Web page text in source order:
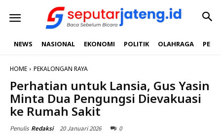
NEWS NASIONAL EKONOMI POLITIK OLAHRAGA
HOME PEKALONGAN RAYA
Perhatian untuk Lansia, Gus Yasin
Minta Dua Pengungsi Dievakuasi
ke Rumah Sakit
Penulis Redaksi 20 Januari 2026 0